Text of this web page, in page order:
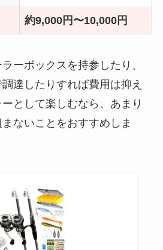
約9,000円〜10,000円
ーボックスを持参したり、
達したりすれば費用は抑え
として楽しむなら、あまり
ないことをおすすめしま